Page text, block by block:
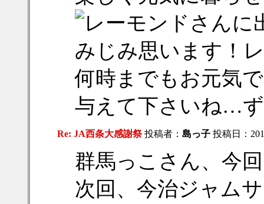
レーモンドさんに
みじみ思います！
何時までもお元気
与えて下さいね…
Re: JA西条大感謝祭投稿者： 島っ子 投稿日：
群馬っこさん、今
次回、今治ジャム